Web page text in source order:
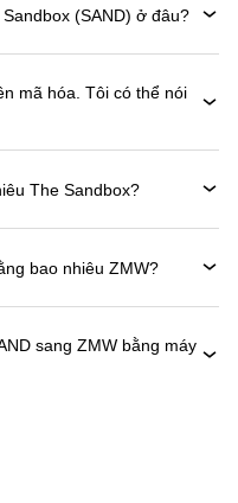
(SAND) ở đâu?
mã hóa. Tôi có thể nói
The Sandbox?
bao nhiêu ZMW?
sang ZMW bằng máy